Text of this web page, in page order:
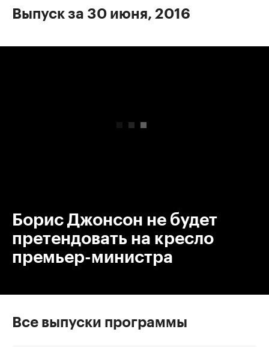
Выпуск за 30 июня, 2016
Борис Джонсон не будет
претендовать на кресло
премьер-министра
Все выпуски программы